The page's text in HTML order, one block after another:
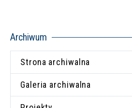
Archiwum
Strona archiwalna
Galeria archiwalna